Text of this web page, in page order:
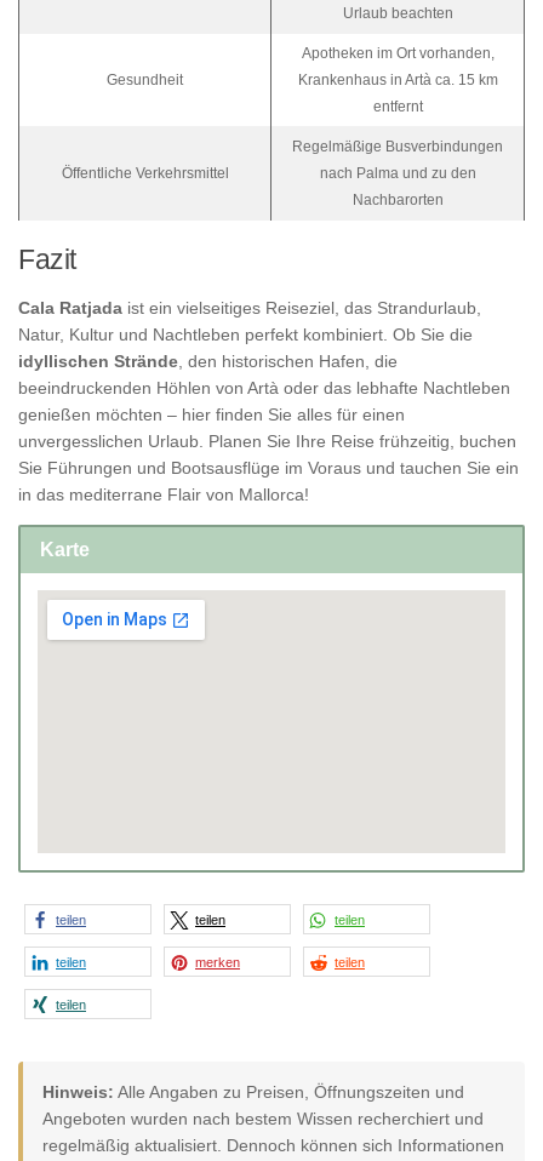
Urlaub beachten
Gesundheit
Apotheken im Ort vorhanden,
Krankenhaus in Artà ca. 15 km
entfernt
Öffentliche Verkehrsmittel
Regelmäßige Busverbindungen
nach Palma und zu den
Nachbarorten
Fazit
Cala Ratjada ist ein vielseitiges Reiseziel, das Strandurlaub,
Natur, Kultur und Nachtleben perfekt kombiniert. Ob Sie die
idyllischen Strände, den historischen Hafen, die
beeindruckenden Höhlen von Artà oder das lebhafte Nachtleben
genießen möchten – hier finden Sie alles für einen
unvergesslichen Urlaub. Planen Sie Ihre Reise frühzeitig, buchen
Sie Führungen und Bootsausflüge im Voraus und tauchen Sie ein
in das mediterrane Flair von Mallorca!
Karte
teilen teilen teilen
teilen merken teilen
teilen
Hinweis: Alle Angaben zu Preisen, Öffnungszeiten und
Angeboten wurden nach bestem Wissen recherchiert und
regelmäßig aktualisiert. Dennoch können sich Informationen